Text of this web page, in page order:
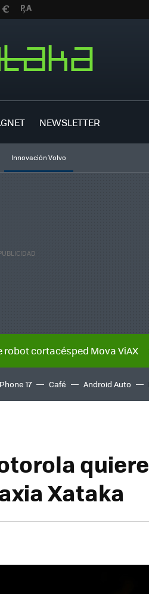
NEWSLETTER
Innovación Volvo
robot cortacésped Mova ViAX
17 Café Android Auto
Xataka